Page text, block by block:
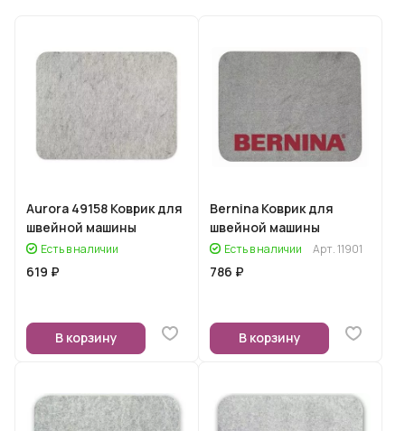
Aurora 49158 Коврик для
швейной машины
Есть в наличии
619 ₽
В корзину
Bernina Коврик для
швейной машины
Есть в наличии Арт.11901
786 ₽
В корзину